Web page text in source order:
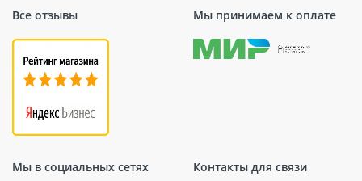
Все отзывы Мы принимаем к оплате
Мы в социальных сетях Контакты для связи